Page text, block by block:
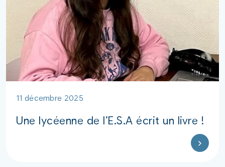
11 décembre 2025
Une lycéenne de l’E.S.A écrit un livre !